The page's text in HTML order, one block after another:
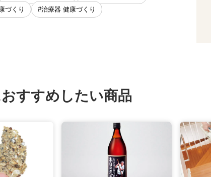
づくり
#治療器 健康づくり
すすめしたい商品